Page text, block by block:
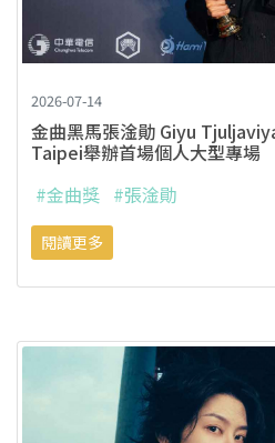
2026-07-14
金曲黑馬張淦勛 Giyu
Taipei舉辦首場個人大型專場
#金曲獎 #張淦勛
閱讀更多